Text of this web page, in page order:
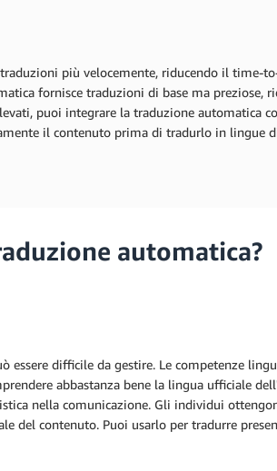
più velocemente, riducendo il time-
fornisce traduzioni di base ma preziose,
puoi integrare la traduzione automatica
il contenuto prima di tradurlo in lingue
automatica?
essere difficile da gestire. Le competenze
abbastanza bene la lingua ufficiale
nella comunicazione. Gli individui
del contenuto. Puoi usarlo per tradurre